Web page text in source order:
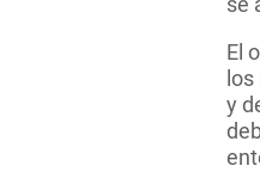
El
y